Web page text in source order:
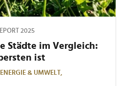
2025
Städte im Vergleich:
ist
ENERGIE & UMWELT,